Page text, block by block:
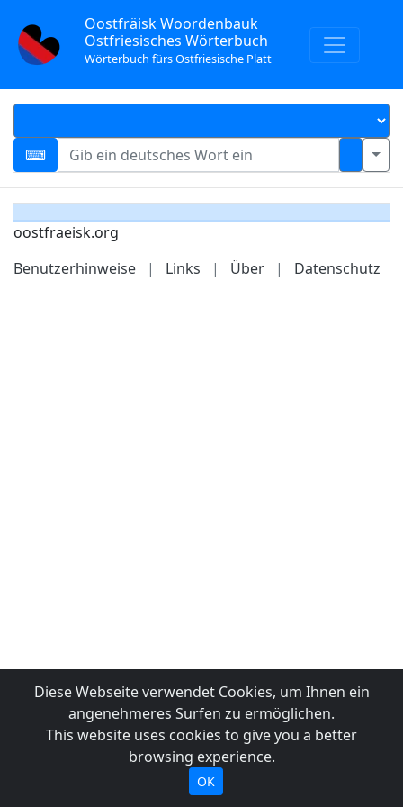
Oostfräisk Woordenbauk
Ostfriesisches Wörterbuch
Wörterbuch fürs Ostfriesische Platt
oostfraeisk.org
Benutzerhinweise
| Links | Über | Datenschutz
Diese Webseite verwendet Cookies, um Ihnen ein
angenehmeres Surfen zu ermöglichen.
This website uses cookies to give you a better
browsing experience.
OK